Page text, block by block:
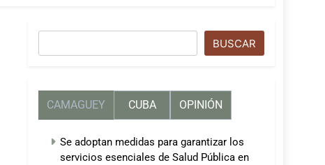
BUSCAR
CAMAGUEY CUBA OPINIÓN
Se adoptan medidas para garantizar los
servicios esenciales de Salud Pública en